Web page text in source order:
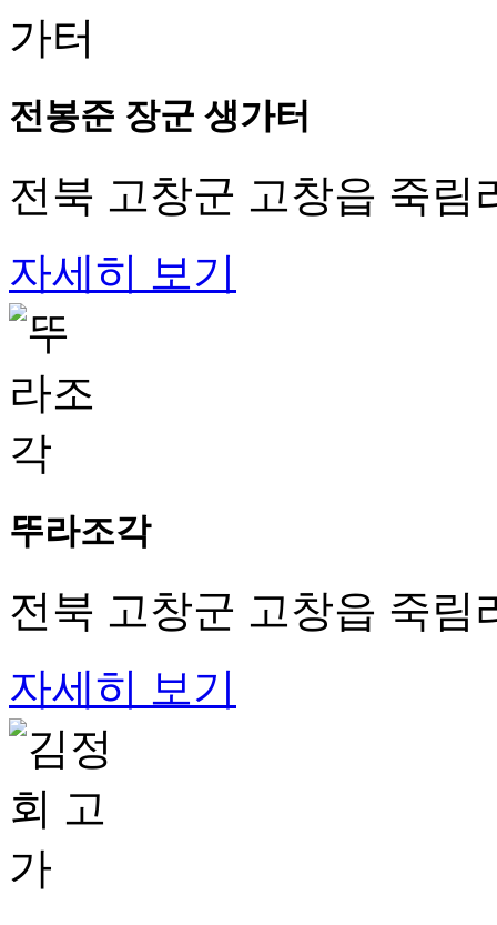
전봉준 장군 생가터
전북 고창군 고창읍 죽림
자세히 보기
뚜라조각
전북 고창군 고창읍 죽림
자세히 보기